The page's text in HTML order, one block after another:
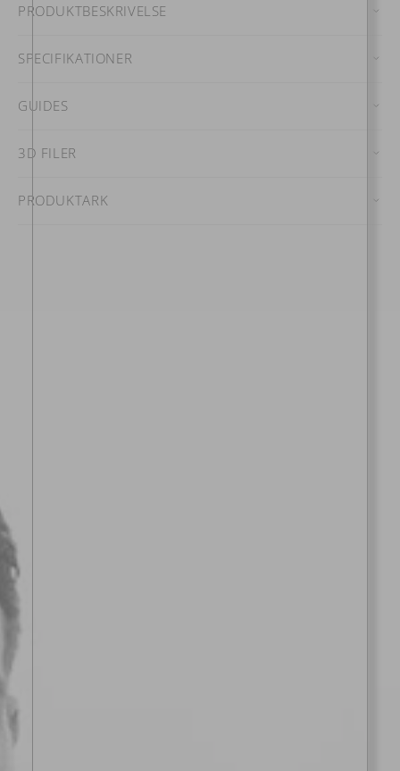
PRODUKTBESKRIVELSE
SPECIFIKATIONER
GUIDES
3D FILER
PRODUKTARK